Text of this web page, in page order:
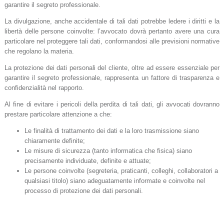
garantire il segreto professionale.
La divulgazione, anche accidentale di tali dati potrebbe ledere i diritti e la
libertà delle persone coinvolte: l’avvocato dovrà pertanto avere una cura
particolare nel proteggere tali dati, conformandosi alle previsioni normative
che regolano la materia.
La protezione dei dati personali del cliente, oltre ad essere essenziale per
garantire il segreto professionale, rappresenta un fattore di trasparenza e
confidenzialità nel rapporto.
Al fine di evitare i pericoli della perdita di tali dati, gli avvocati dovranno
prestare particolare attenzione a che:
Le finalità di trattamento dei dati e la loro trasmissione siano
chiaramente definite;
Le misure di sicurezza (tanto informatica che fisica) siano
precisamente individuate, definite e attuate;
Le persone coinvolte (segreteria, praticanti, colleghi, collaboratori a
qualsiasi titolo) siano adeguatamente informate e coinvolte nel
processo di protezione dei dati personali.